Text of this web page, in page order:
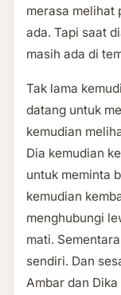
merasa melihat
ada. Tapi saat
masih ada di
Tak lama
datang untuk
kemudian
Dia kemudian
untuk meminta
kemudian
menghubungi
mati.
sendiri. Dan
Ambar dan